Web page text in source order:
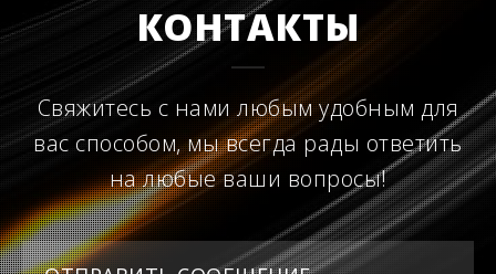
КОНТАКТЫ
Свяжитесь с нами любым удобным для
вас способом, мы всегда рады ответить
на любые ваши вопросы!